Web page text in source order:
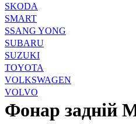
SKODA
SMART
SSANG YONG
SUBARU
SUZUKI
TOYOTA
VOLKSWAGEN
VOLVO
Фонар задній